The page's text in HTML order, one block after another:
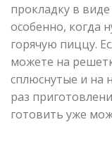
прокладку в
особенно, когда
горячую пиццу.
можете на
сплюснутые и на
раз
готовить уже